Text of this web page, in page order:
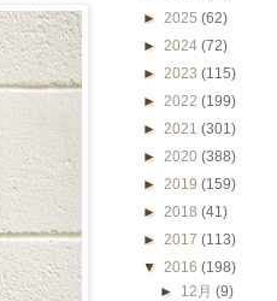
► 2025 (62)
► 2024 (72)
► 2023 (115)
► 2022 (199)
► 2021 (301)
► 2020 (388)
► 2019 (159)
► 2018 (41)
► 2017 (113)
▼ 2016 (198)
► 12月(9)